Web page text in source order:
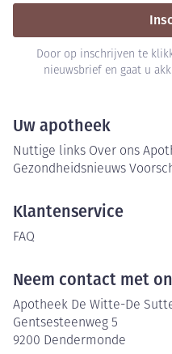
Door op inschrijven te
nieuwsbrief en gaat u
Uw apotheek
Nuttige links Over ons
Gezondheidsnieuws
Klantenservice
FAQ
Neem contact met
Apotheek De Witte-De
Gentsesteenweg 5
9200 Dendermonde